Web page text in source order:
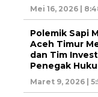
Mei 16, 2026 |
Polemik Sapi
Aceh Timur
dan Tim
Penegak
Maret 9, 2026 |